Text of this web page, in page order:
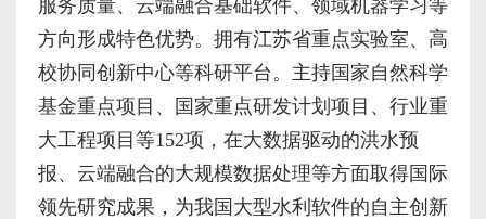
服务质量、云端融合基础软件、领域机器学习等
方向形成特色优势。拥有江苏省重点实验室、高
校协同创新中心等科研平台。主持国家自然科学
基金重点项目、国家重点研发计划项目、行业重
大工程项目等152项，在大数据驱动的洪水预
报、云端融合的大规模数据处理等方面取得国际
领先研究成果，为我国大型水利软件的自主创新